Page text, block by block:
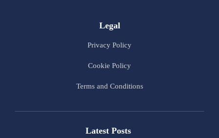
Legal
Privacy Policy
Cookie Policy
Terms and Conditions
Latest Posts